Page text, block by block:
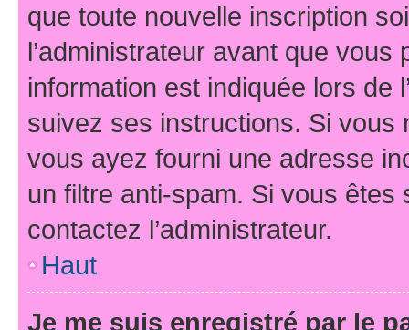
que toute nouvelle inscription
l’administrateur avant que
information est indiquée lors de
suivez ses instructions. Si vous
vous ayez fourni une adresse
un filtre anti-spam. Si vous êtes
contactez l’administrateur.
Haut
Je me suis enregistré par le